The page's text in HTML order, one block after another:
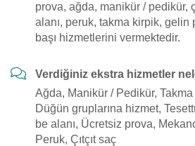
prova, ağda, manikür / pedikür,
alanı, peruk, takma kirpik, gelin
başı hizmetlerini vermektedir.
Verdiğiniz ekstra hizmetler
Ağda, Manikür / Pedikür,
Düğün gruplarına hizmet,
be alanı, Ücretsiz prova,
Peruk, Çıtçıt saç